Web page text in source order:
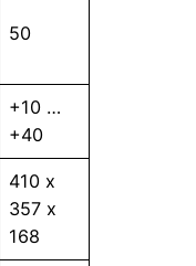
50
+10 …
+40
410 х
357 х
168